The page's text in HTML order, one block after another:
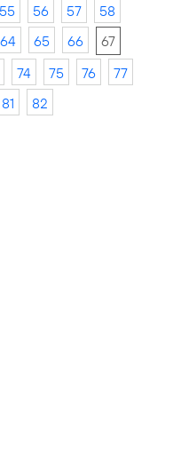
55 56 57
58
64 65 66
67
74 75 76
77
81 82